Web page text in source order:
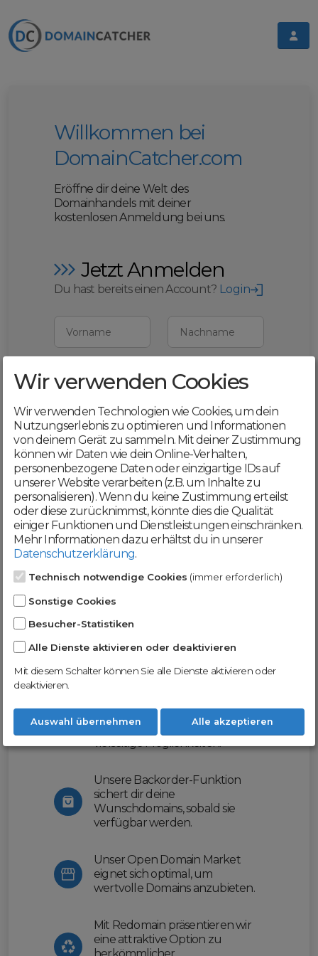
Willkommen bei
DomainCatcher.com
Eröffne dir deine Welt des
Domainhandels mit deiner
kostenlosen Anmeldung bei uns.
Jetzt Anmelden
Du hast bereits einen Account? Login
Vorname Nachname
E-Mail
Mit deiner Registrierung bestätigst du,
dass du dieAGBund
Datenschutzerklärung akzeptierst
Weiter
Werde jetzt Teil der
DomainCatcher-
Community!
Nutze unsere Erfahrung und profitiere
erleichtern wir dir den
Domainhandel und bieten dir
vielseitige Möglichkeiten.
Unsere Backorder-Funktion
sichert dir deine
Wunschdomains, sobald sie
verfügbar werden.
Unser Open Domain Market
eignet sich optimal, um
wertvolle Domains anzubieten.
Mit Redomain präsentieren wir
eine attraktive Option zu
Wir verwenden Cookies
Wir verwenden Technologien wie Cookies, um dein
Nutzungserlebnis zu optimieren und Informationen
von deinem Gerät zu sammeln. Mit deiner Zustimmung
können wir Daten wie dein Online-Verhalten,
personenbezogene Daten oder einzigartige IDs auf
unserer Website verarbeiten (z.B. um Inhalte zu
personalisieren). Wenn du keine Zustimmung erteilst
oder diese zurücknimmst, könnte dies die Qualität
einiger Funktionen und Dienstleistungen einschränken.
Mehr Informationen dazu erhältst du in unserer
Datenschutzerklärung.
Technisch notwendige Cookies (immer erforderlich)
Sonstige Cookies
Besucher-Statistiken
Alle Dienste aktivieren oder deaktivieren
Mit diesem Schalter können Sie alle Dienste aktivieren oder
deaktivieren.
Auswahl übernehmen Alle akzeptieren